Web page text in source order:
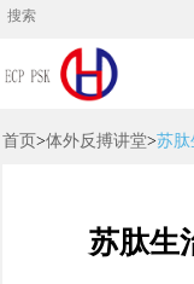
首页>体外反搏讲堂>苏肽
苏肽生